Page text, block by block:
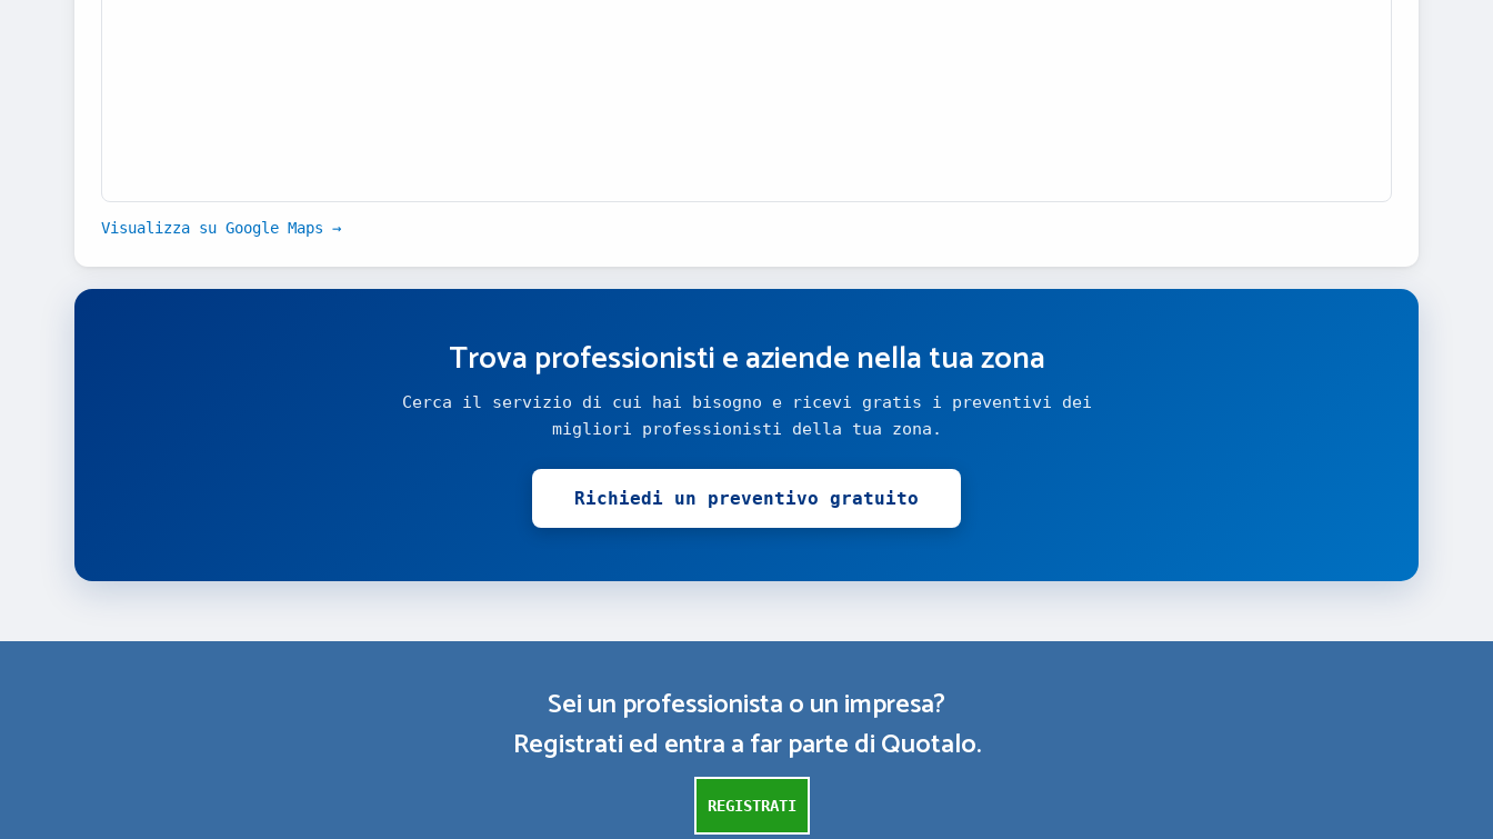
Visualizza su Google Maps →
Trova professionisti e aziende nella tua zona
Cerca il servizio di cui hai bisogno e ricevi gratis i preventivi dei
migliori professionisti della tua zona.
Richiedi un preventivo gratuito
Sei un professionista o un impresa?
Registrati ed entra a far parte di Quotalo.
REGISTRATI